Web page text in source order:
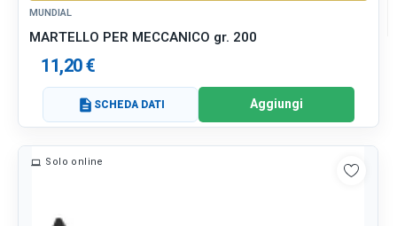
MUNDIAL
MARTELLO PER MECCANICO gr. 200
11,20 €
description SCHEDA DATI Aggiungi
Solo online